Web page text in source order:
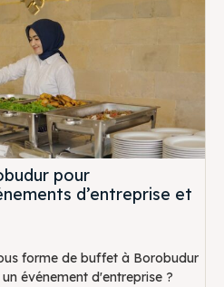
pour
d’entreprise et
forme de buffet à Borobudur
événement d'entreprise ?